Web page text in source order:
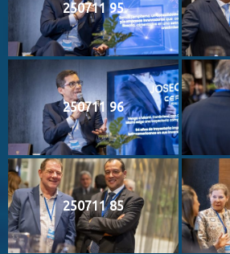
250711 95
250711 96
250711 85